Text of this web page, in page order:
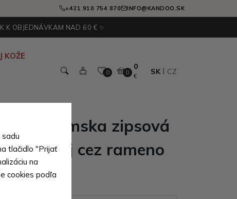
+421 910 754 870 INFO@KANDOO.SK
K OBJEDNÁVKAM NAD 60 € ✨
KOŽE
0 0
0
€
SK CZ
dámska zipsová
ruky aj cez rameno
tlačidlo "Prijať
na
cookies podľa